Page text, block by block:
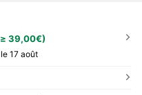
39,00€)
17 août